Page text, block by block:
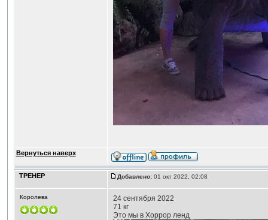
Вернуться наверх
ТРЕНЕР Добавлено:01 окт 2022, 02:08
Королева
24 сентября 2022
71 кг
Это мы в Хоррор ленд